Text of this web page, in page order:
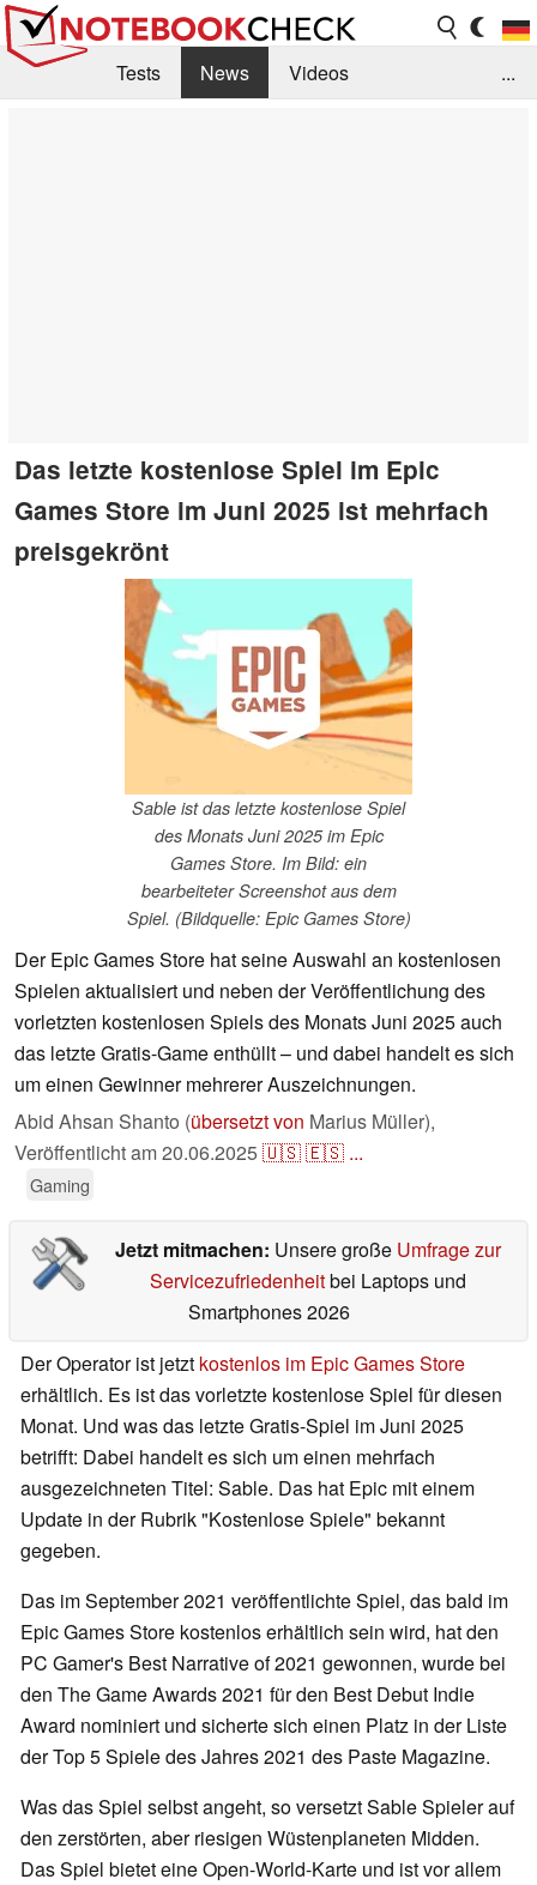
Tests News
Videos
...
Das letzte kostenlose Spiel im Epic
Games Store im Juni 2025 ist mehrfach
preisgekrönt
Sable ist das letzte kostenlose Spiel
des Monats Juni 2025 im Epic
Games Store. Im Bild: ein
bearbeiteter Screenshot aus dem
Spiel. (Bildquelle: Epic Games Store)
Der Epic Games Store hat seine Auswahl an kostenlosen
Spielen aktualisiert und neben der Veröffentlichung des
vorletzten kostenlosen Spiels des Monats Juni 2025 auch
das letzte Gratis-Game enthüllt – und dabei handelt es sich
um einen Gewinner mehrerer Auszeichnungen.
Abid Ahsan Shanto (übersetzt von Marius Müller),
Veröffentlicht am20.06.2025🇺🇸🇪🇸 ...
Gaming
Jetzt mitmachen: Unsere große Umfrage zur
Servicezufriedenheitbei Laptops und
Smartphones 2026
Der Operator ist jetzt kostenlos im Epic Games Store
erhältlich. Es ist das vorletzte kostenlose Spiel für diesen
Monat. Und was das letzte Gratis-Spiel im Juni 2025
betrifft: Dabei handelt es sich um einen mehrfach
ausgezeichneten Titel: Sable. Das hat Epic mit einem
Update in der Rubrik "Kostenlose Spiele" bekannt
gegeben.
Das im September 2021 veröffentlichte Spiel, das bald im
Epic Games Store kostenlos erhältlich sein wird, hat den
PC Gamer's Best Narrative of 2021 gewonnen, wurde bei
den The Game Awards 2021 für den Best Debut Indie
Award nominiert und sicherte sich einen Platz in der Liste
der Top 5 Spiele des Jahres 2021 des Paste Magazine.
Was das Spiel selbst angeht, so versetzt Sable Spieler auf
den zerstörten, aber riesigen Wüstenplaneten Midden.
Das Spiel bietet eine Open-World-Karte und ist vor allem